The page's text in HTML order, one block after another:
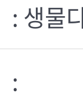
: 생물
: